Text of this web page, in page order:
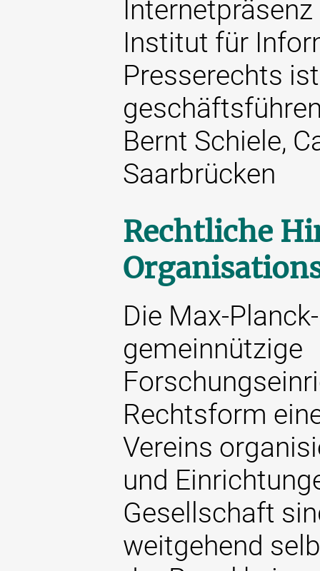
Institut für
Presserechts
Bernt Schiele,
Saarbrücken
Rechtliche
Die Max-
gemeinnützige
Rechtsform
Vereins
und
Gesellschaft
weitgehend